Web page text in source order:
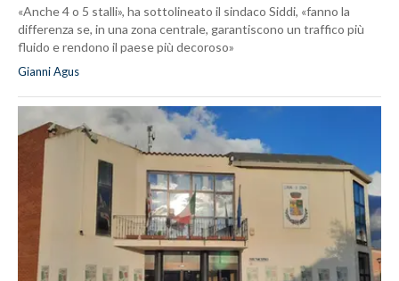
«Anche 4 o 5 stalli», ha sottolineato il sindaco Siddi, «fanno la
differenza se, in una zona centrale, garantiscono un traffico più
fluido e rendono il paese più decoroso»
Gianni Agus